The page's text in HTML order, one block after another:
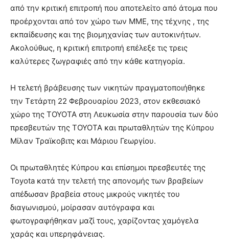
από την κριτική επιτροπή που αποτελείτο από άτομα που
προέρχονται από τον χώρο των ΜΜΕ, της τέχνης , της
εκπαίδευσης και της βιομηχανίας των αυτοκινήτων.
Ακολούθως, η κριτική επιτροπή επέλεξε τις τρεις
καλύτερες ζωγραφιές από την κάθε κατηγορία.
Η τελετή βράβευσης των νικητών πραγματοποιήθηκε
την Τετάρτη 22 Φεβρουαρίου 2023, στον εκθεσιακό
χώρο της ΤΟΥΟΤΑ στη Λευκωσία στην παρουσία των δύο
πρεσβευτών της ΤΟΥΟΤΑ και πρωταθλητών της Κύπρου
Μίλαν Τραϊκοβιτς και Μάριου Γεωργίου.
Οι πρωταθλητές Κύπρου και επίσημοι πρεσβευτές της
Toyota κατά την τελετή της απονομής των βραβείων
απέδωσαν βραβεία στους μικρούς νικητές του
διαγωνισμού, μοίρασαν αυτόγραφα και
φωτογραφήθηκαν μαζί τους, χαρίζοντας χαμόγελα
χαράς και υπερηφάνειας.